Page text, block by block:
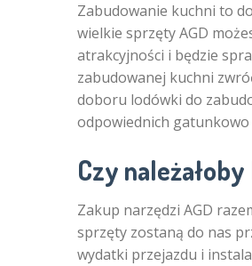
Zabudowanie kuchni to
wielkie sprzęty AGD
atrakcyjności i będzie
zabudowanej kuchni
doboru lodówki do
odpowiednich
Czy
Zakup narzędzi AGD
sprzęty zostaną do nas
wydatki przejazdu i